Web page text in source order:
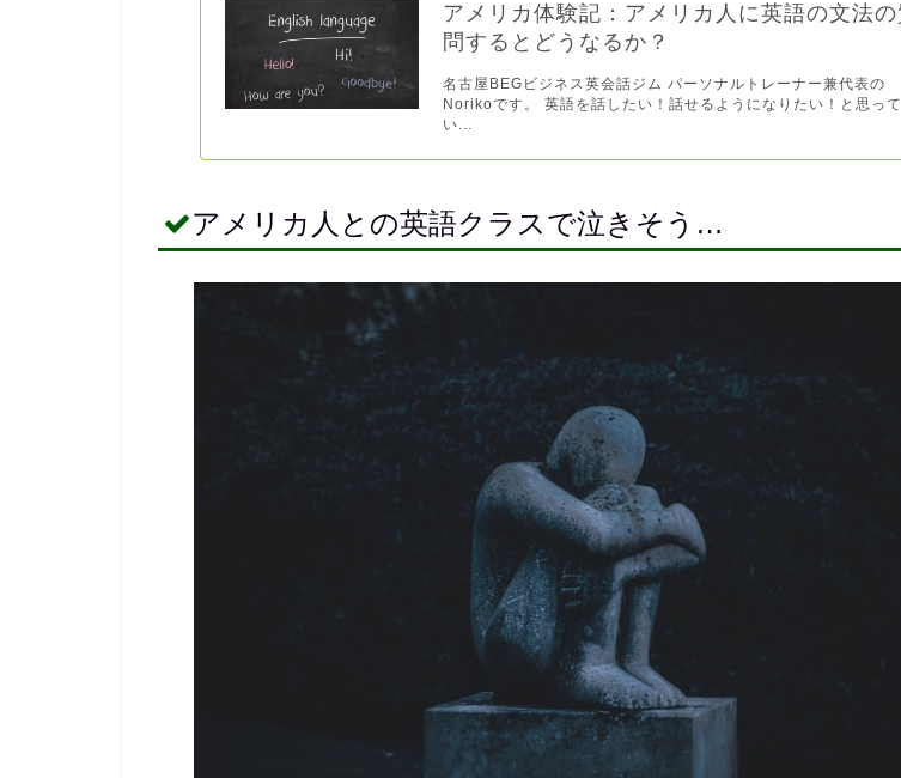
アメリカ体験記：アメリカ人に英語の文法の
問するとどうなるか？
名古屋BEGビジネス英会話ジム パーソナルトレーナー兼代表の
Norikoです。 英語を話したい！話せるようになりたい！と思って
い...
アメリカ人との英語クラスで泣きそう…